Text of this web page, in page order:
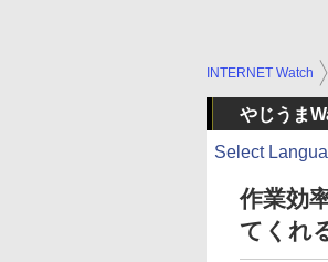
INTERNET Watch
やじうま
Select
作業効
てくれ